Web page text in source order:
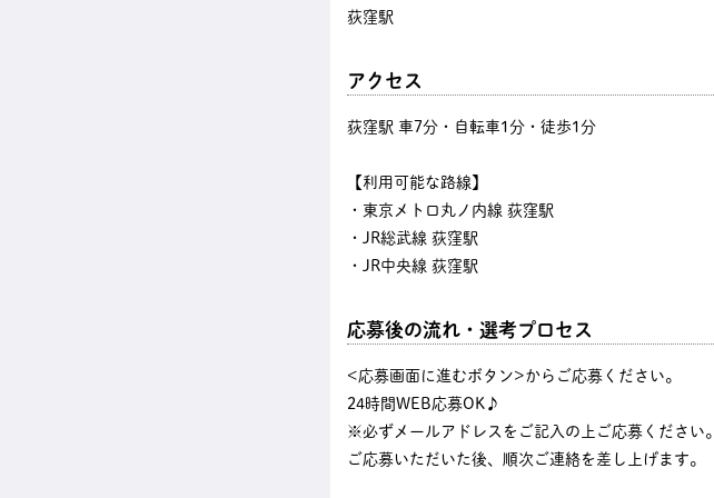
荻窪駅
アクセス
荻窪駅 車7分・自転車1分・徒歩1分
【利用可能な路線】
・東京メトロ丸ノ内線 荻窪駅
・JR総武線 荻窪駅
・JR中央線 荻窪駅
応募後の流れ・選考プロセス
<応募画面に進むボタン>からご応募ください。
24時間WEB応募OK♪
※必ずメールアドレスをご記入の上ご応募ください。
ご応募いただいた後、順次ご連絡を差し上げます。